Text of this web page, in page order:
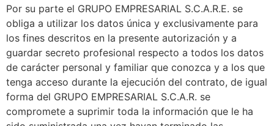
Por su parte el GRUPO EMPRESARIAL S.C.A.R.E. se
obliga a utilizar los datos única y exclusivamente para
los fines descritos en la presente autorización y a
guardar secreto profesional respecto a todos los datos
de carácter personal y familiar que conozca y a los que
tenga acceso durante la ejecución del contrato, de igual
forma del GRUPO EMPRESARIAL S.C.A.R. se
compromete a suprimir toda la información que le ha